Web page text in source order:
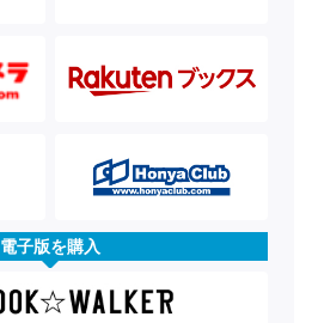
電子版を購入